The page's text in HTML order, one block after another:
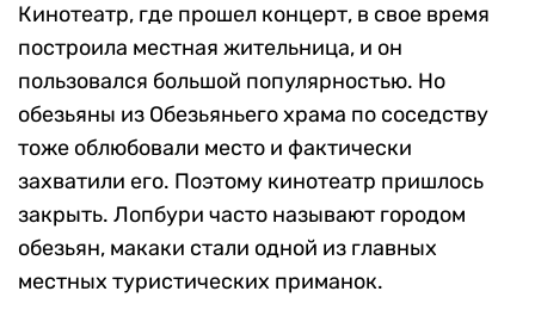
Кинотеатр, где прошел концерт, в свое время
построила местная жительница, и он
пользовался большой популярностью. Но
обезьяны из Обезьяньего храма по соседству
тоже облюбовали место и фактически
захватили его. Поэтому кинотеатр пришлось
закрыть. Лопбури часто называют городом
обезьян, макаки стали одной из главных
местных туристических приманок.